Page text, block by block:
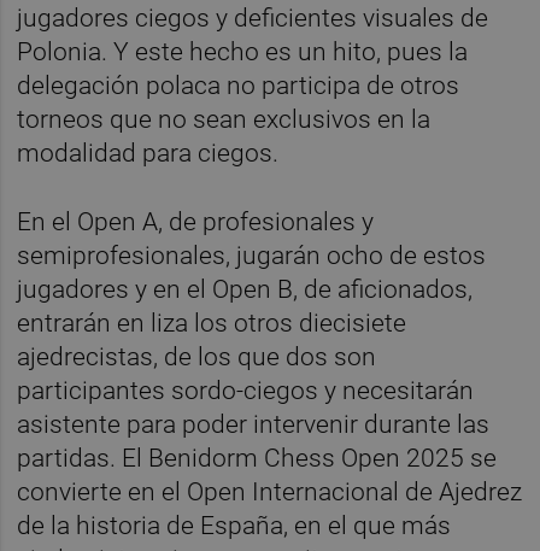
jugadores ciegos y deficientes visuales de
Polonia. Y este hecho es un hito, pues la
delegación polaca no participa de otros
torneos que no sean exclusivos en la
modalidad para ciegos.
En el Open A, de profesionales y
semiprofesionales, jugarán ocho de estos
jugadores y en el Open B, de aficionados,
entrarán en liza los otros diecisiete
ajedrecistas, de los que dos son
participantes sordo-ciegos y necesitarán
asistente para poder intervenir durante las
partidas. El Benidorm Chess Open 2025 se
convierte en el Open Internacional de Ajedrez
de la historia de España, en el que más